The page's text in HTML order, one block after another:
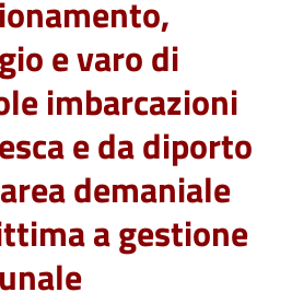
e varo di
imbarcazioni
e da diporto
demaniale
a gestione